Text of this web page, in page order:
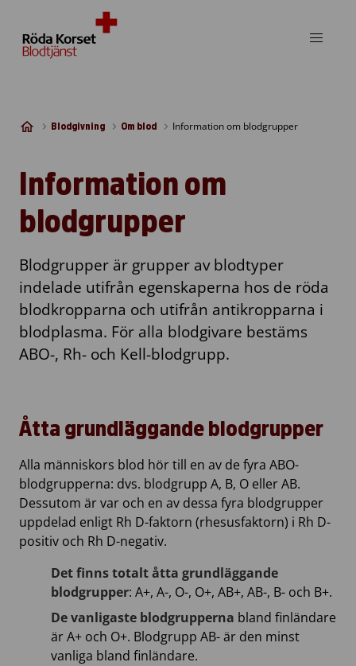
Blodgivning Om blod Information om blodgrupper
Information om
blodgrupper
Blodgrupper är grupper av blodtyper
indelade utifrån egenskaperna hos de röda
blodkropparna och utifrån antikropparna i
blodplasma. För alla blodgivare bestäms
ABO-, Rh- och Kell-blodgrupp.
Åtta grundläggande blodgrupper
Alla människors blod hör till en av de fyra ABO-
blodgrupperna: dvs. blodgrupp A, B, O eller AB.
Dessutom är var och en av dessa fyra blodgrupper
uppdelad enligt Rh D-faktorn (rhesusfaktorn) i Rh D-
positiv och Rh D-negativ.
Det finns totalt åtta grundläggande
blodgrupper: A+, A-, O-, O+, AB+, AB-, B- och B+.
De vanligaste blodgrupperna bland finländare
är A+ och O+. Blodgrupp AB- är den minst
vanliga bland finländare.